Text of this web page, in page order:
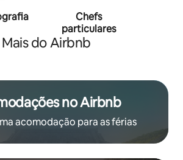
Chefs
particulares
Mais do Airbnb
no Airbnb
acomodação para as férias